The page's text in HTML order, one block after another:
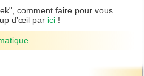
comment faire pour vous
d’œil par ici !